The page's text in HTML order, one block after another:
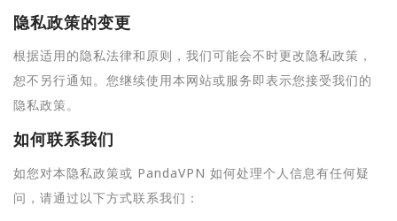
隐私政策的变更
根据适用的隐私法律和原则，我们可能会不时更改隐私政策，
恕不另行通知。您继续使用本网站或服务即表示您接受我们的
隐私政策。
如何联系我们
如您对本隐私政策或 PandaVPN 如何处理个人信息有任何疑
问，请通过以下方式联系我们：